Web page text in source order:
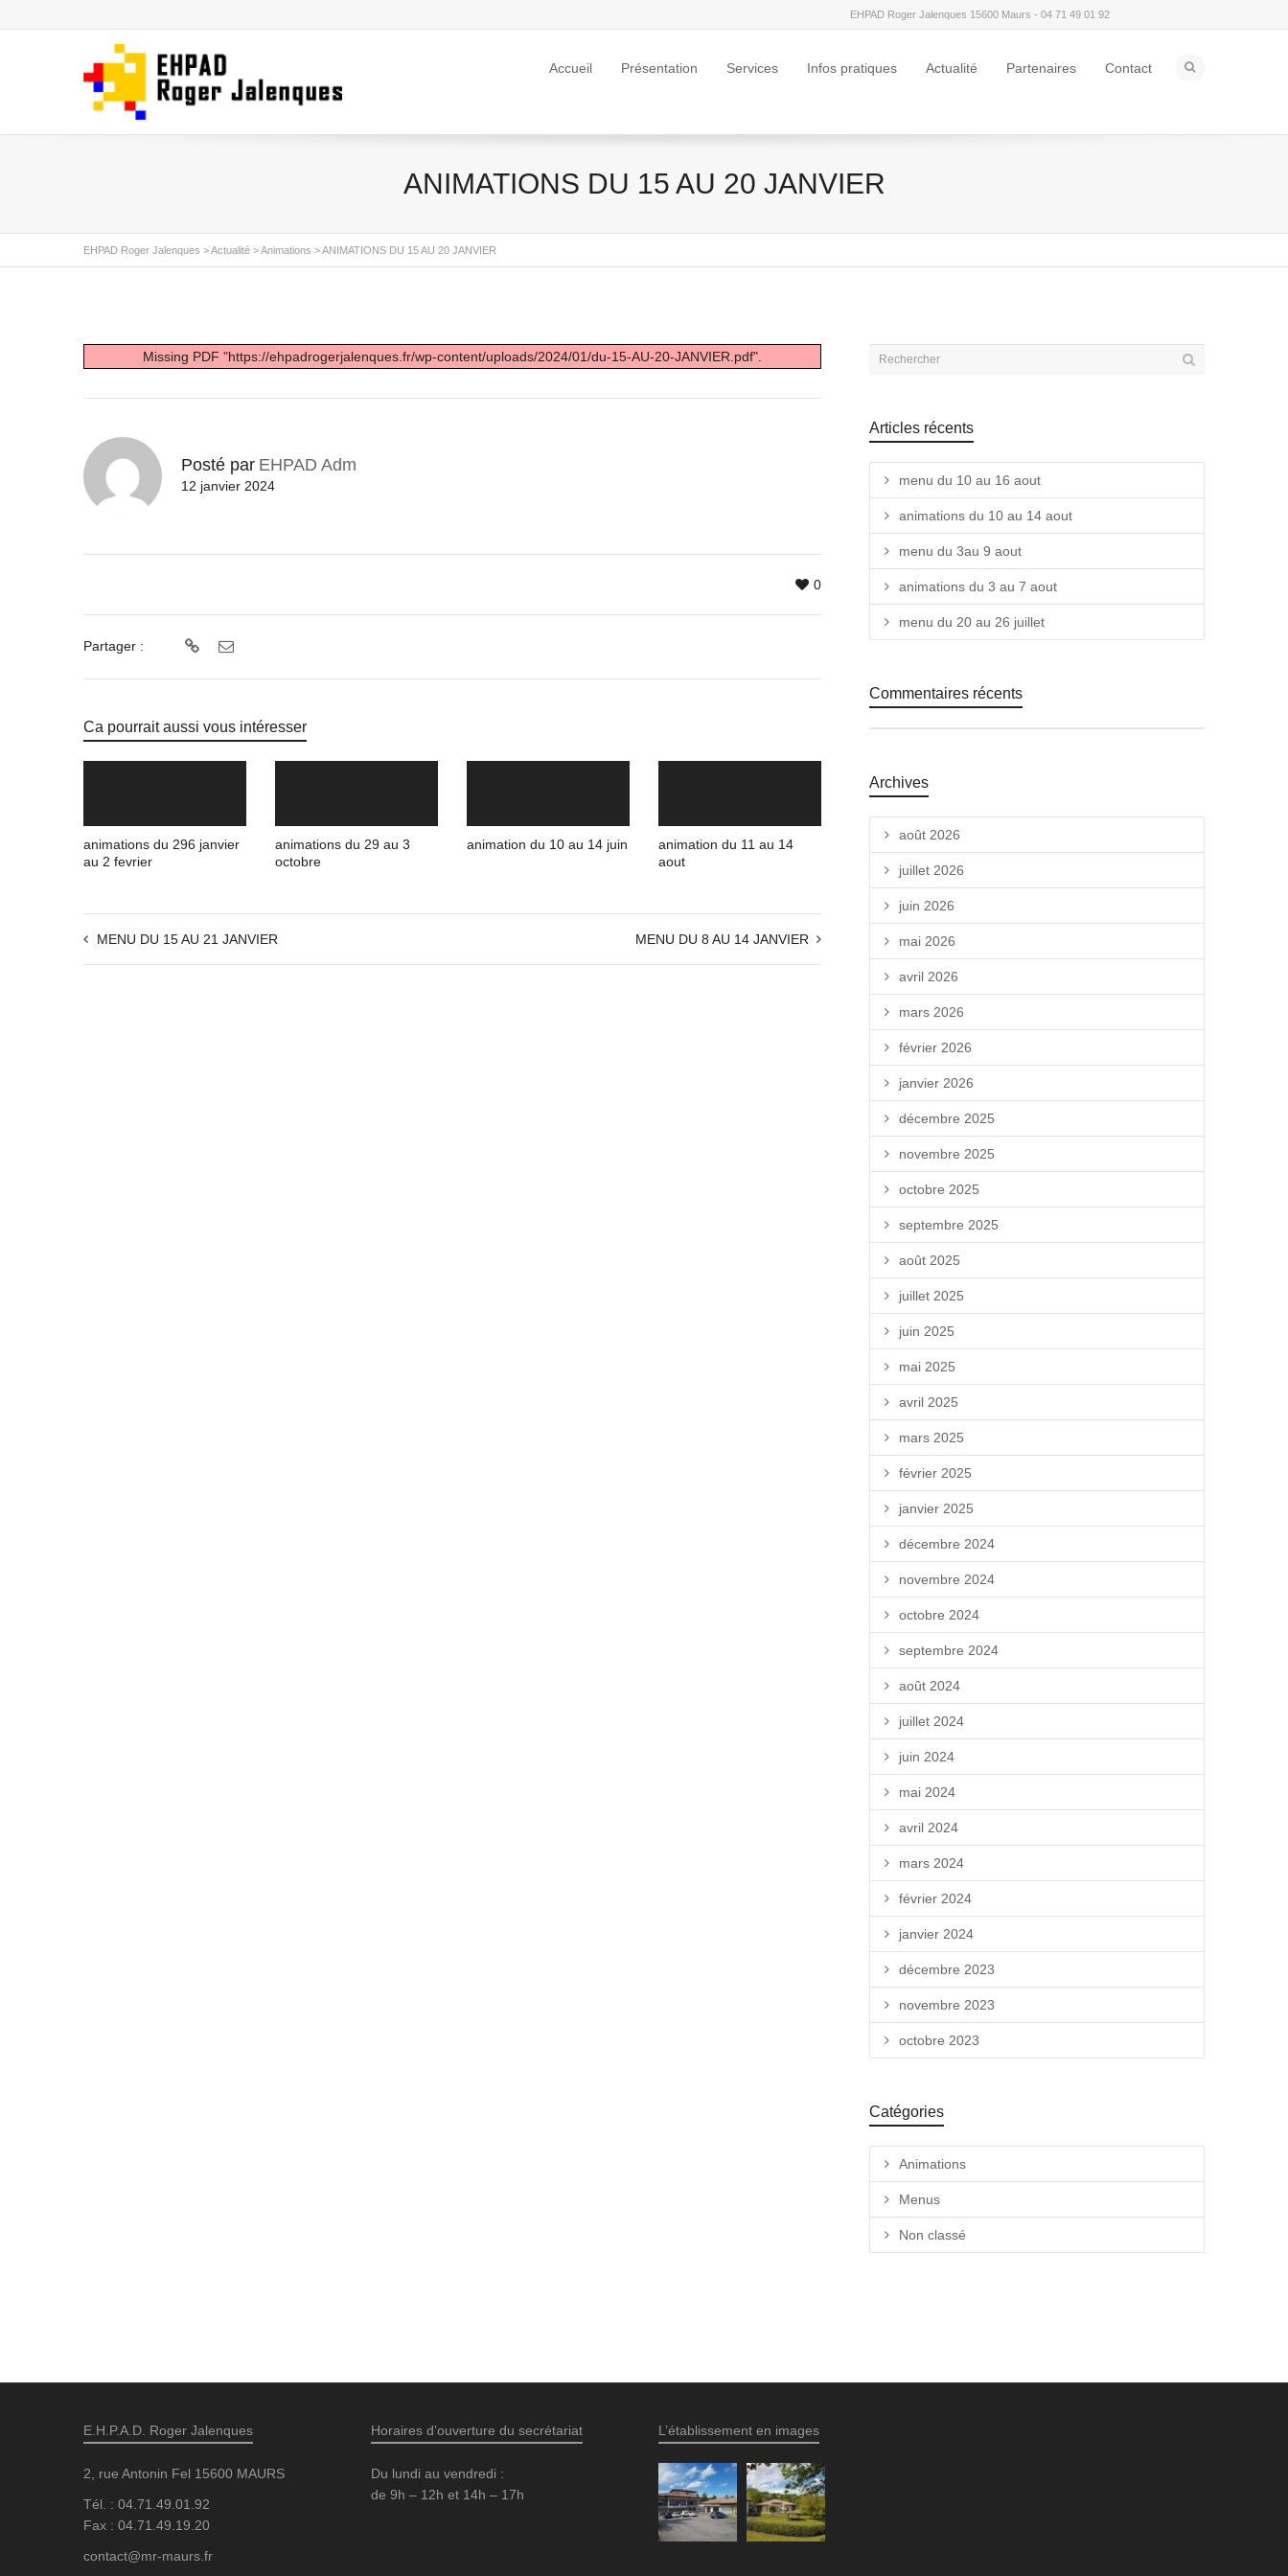
EHPAD Roger Jalenques 15600 Maurs - 04 71 49 01 92
Accueil Présentation Services Infos pratiques Actualité Partenaires Contact
ANIMATIONS DU 15 AU 20 JANVIER
EHPAD Roger Jalenques >Actualité >Animations >ANIMATIONS DU 15 AU 20 JANVIER
Missing PDF "https://ehpadrogerjalenques.fr/wp-content/uploads/2024/01/du-15-AU-20-JANVIER.pdf".
Posté par EHPAD Adm
12 janvier 2024
0
Partager :
Ca pourrait aussi vous intéresser
animations du 296 janvier
au 2 fevrier
animations du 29 au 3
octobre
animation du 10 au 14 juin
animation du 11 au 14
aout
MENU DU 15 AU 21 JANVIER MENU DU 8 AU 14 JANVIER
Articles récents
menu du 10 au 16 aout
animations du 10 au 14 aout
menu du 3au 9 aout
animations du 3 au 7 aout
menu du 20 au 26 juillet
Commentaires récents
Archives
août 2026
juillet 2026
juin 2026
mai 2026
avril 2026
mars 2026
février 2026
janvier 2026
décembre 2025
novembre 2025
octobre 2025
septembre 2025
août 2025
juillet 2025
juin 2025
mai 2025
avril 2025
mars 2025
février 2025
janvier 2025
décembre 2024
novembre 2024
octobre 2024
septembre 2024
août 2024
juillet 2024
juin 2024
mai 2024
avril 2024
mars 2024
février 2024
janvier 2024
décembre 2023
novembre 2023
octobre 2023
Catégories
Animations
Menus
Non classé
E.H.P.A.D. Roger Jalenques
2, rue Antonin Fel 15600 MAURS
Tél. : 04.71.49.01.92
Fax : 04.71.49.19.20
contact@mr-maurs.fr
Horaires d’ouverture du secrétariat
Du lundi au vendredi :
de 9h – 12h et 14h – 17h
L’établissement en images